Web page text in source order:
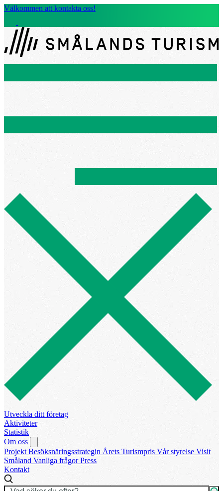
Välkommen att kontakta oss!
Utveckla ditt företag
Aktiviteter
Statistik
Om oss
Projekt Besöksnäringsstrategin Årets Turismpris Vår styrelse Visit
Småland Vanliga frågorPress
Kontakt